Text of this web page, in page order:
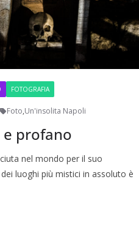
FOTOGRAFIA
Foto,Un'insolita Napoli
e profano
nel mondo per il suo
luoghi più mistici in assoluto è